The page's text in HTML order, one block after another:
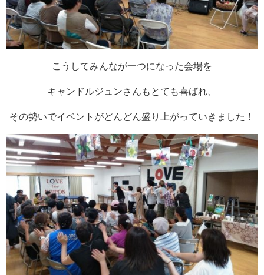
こうしてみんなが一つになった会場を
キャンドルジュンさんもとても喜ばれ、
その勢いでイベントがどんどん盛り上がっていきました！